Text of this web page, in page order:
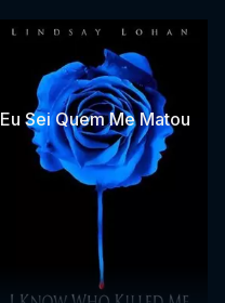
Eu Sei Quem Me Matou